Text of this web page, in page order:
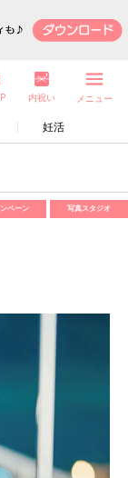
妊活
内祝い メニュー
ペーン 写真スタジオ